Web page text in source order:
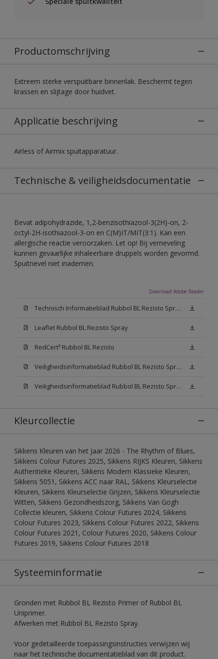
Productomschrijving
Extreem sterke verspuitbare binnenlak. Beschermt tegen
krassen en slijtage door huidvet.
Applicatie beschrijving
Airless of Airmix spuitapparatuur.
Technische & veiligheidsdocumentatie
Bevat adipohydrazide, 1,2-benzisothiazool-3(2H)-on, 2-
octyl-2H-isothiazool-3-on en C(M)IT/MIT(3:1). Kan een
allergische reactie veroorzaken. Let op! Bij verneveling
kunnen gevaarlijke inhaleerbare druppels worden gevormd.
Spuitnevel niet inademen.
Download Adobe Reader
Technisch Informatieblad Rubbol BL Rezisto Spray (PDF)
Leaflet Rubbol BL Rezisto Spray
RedCert² Rubbol BL Rezisto
Veiligheidsinformatieblad Rubbol BL Rezisto Spray W05 (MSDS)
Veiligheidsinformatieblad Rubbol BL Rezisto Spray N00 (MSDS)
Kleurcollectie
Sikkens Kleuren van het Jaar 2026 - The Rhythm of Blues,
Sikkens Colour Futures 2025, Sikkens RIJKS Kleuren, Sikkens
Authentieke Kleuren, Sikkens Modern Klassieke Kleuren,
Sikkens 5051, Sikkens ACC naar RAL, Sikkens Kleurselectie
Kleuren, Sikkens Kleurselectie Grijzen, Sikkens Kleurselectie
Witten, Sikkens Gezondheidszorg, Sikkens Van Gogh
Collectie kleuren, Sikkens Colour Futures 2024, Sikkens
Colour Futures 2023, Sikkens Colour Futures 2022, Sikkens
Colour Futures 2021, Colour Futures 2020, Sikkens Colour
Futures 2019, Sikkens Colour Futures 2018
Systeeminformatie
Gronden met Rubbol BL Rezisto Primer of Rubbol BL
Uniprimer.
Afwerken met Rubbol BL Rezisto Spray.
Voor gedetailleerde toepassingsinstructies verwijzen wij
naar het technische documentatieblad van dit product.